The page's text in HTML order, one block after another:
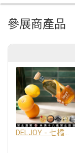
參展商產品
DELJOY - 七橘干邑利口酒 24%